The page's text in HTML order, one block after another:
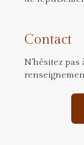
Contact
N'hésitez